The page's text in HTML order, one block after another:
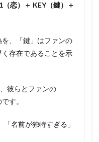
（恋）＋ KEY（鍵）＋
を、「鍵」はファンの
存在であることを示
彼らとファンの
す。
名前が独特すぎる」